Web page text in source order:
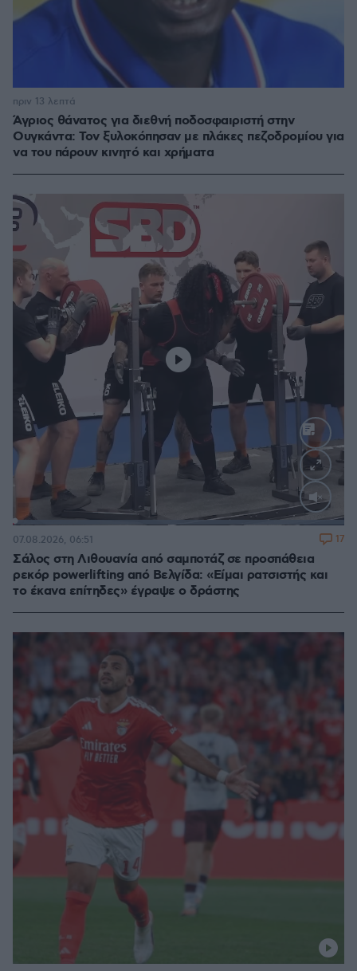
Άγριος θάνατος για διεθνή ποδοσφαιριστή στην
Ουγκάντα: Τον ξυλοκόπησαν με πλάκες πεζοδρομίου για
να του πάρουν κινητό και χρήματα
πριν 13 λεπτά
Loaded:
Σάλος στη Λιθουανία από σαμποτάζ σε προσπάθεια
ρεκόρ powerlifting από Βελγίδα: «Είμαι ρατσιστής και
το έκανα επίτηδες» έγραψε ο δράστης
07.08.2026, 06:51 17